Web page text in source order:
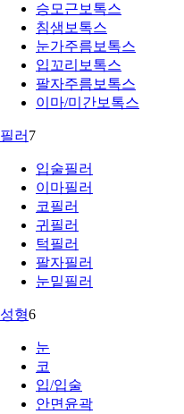
승모근보톡스
침샘보톡스
눈가주름보톡스
입꼬리보톡스
팔자주름보톡스
이마/미간보톡스
필러 7
입술필러
이마필러
코필러
귀필러
턱필러
팔자필러
눈밑필러
성형6
눈
코
입/입술
안면윤곽